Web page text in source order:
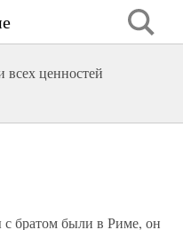
ценностей
с братом были в Риме, он